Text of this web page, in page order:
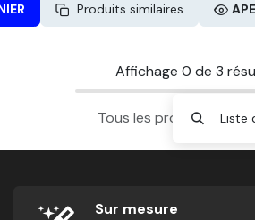
Produits similaires
Affichage 0 de 3
Tous les produits sont
Liste
Sur mesure